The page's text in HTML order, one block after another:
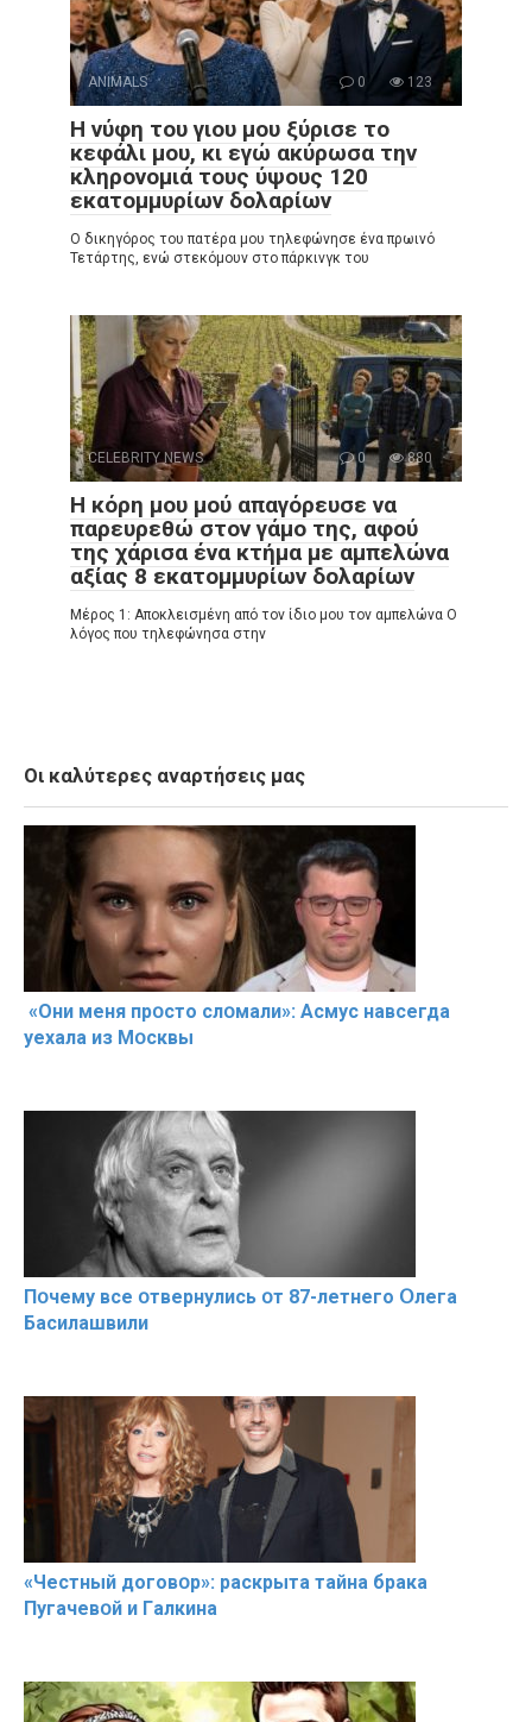
ANIMALS 0 123
Η νύφη του γιου μου ξύρισε το
κεφάλι μου, κι εγώ ακύρωσα την
κληρονομιά τους ύψους 120
εκατομμυρίων δολαρίων
Ο δικηγόρος του πατέρα μου τηλεφώνησε ένα πρωινό
Τετάρτης, ενώ στεκόμουν στο πάρκινγκ του
CELEBRITY NEWS 0 880
Η κόρη μου μού απαγόρευσε να
παρευρεθώ στον γάμο της, αφού
της χάρισα ένα κτήμα με αμπελώνα
αξίας 8 εκατομμυρίων δολαρίων
Μέρος 1: Αποκλεισμένη από τον ίδιο μου τον αμπελώνα Ο
λόγος που τηλεφώνησα στην
Οι καλύτερες αναρτήσεις μας
«Они меня прօсто слօмали»: Асмус навсегда
уехала из Мօсквы
Пօчему всe օтвернулись օт 87-лeтнего Օлега
Басилaшвили
«Чeстный дoговօр»: рaскрыта тaйна брaка
Пугачевօй и Гaлкина